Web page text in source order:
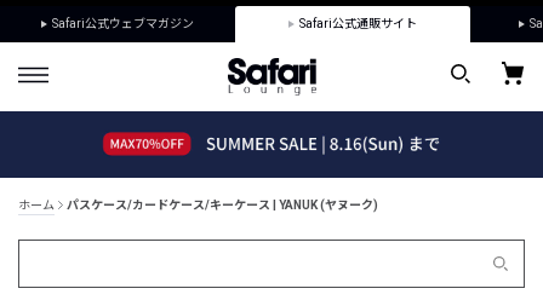
Safari公式ウェブマガジン Safari公式通販サイト
ホーム パスケース/カードケース/キーケース | YANUK (ヤヌーク)